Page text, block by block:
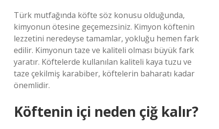
Türk mutfağında köfte söz konusu olduğunda,
kimyonun ötesine geçemezsiniz. Kimyon köftenin
lezzetini neredeyse tamamlar, yokluğu hemen fark
edilir. Kimyonun taze ve kaliteli olması büyük fark
yaratır. Köftelerde kullanılan kaliteli kaya tuzu ve
taze çekilmiş karabiber, köftelerin baharatı kadar
önemlidir.
Köftenin içi neden çiğ kalır?